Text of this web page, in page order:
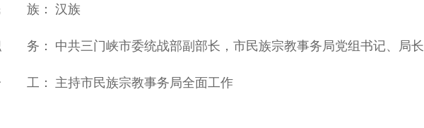
族： 汉族
务： 中共三门峡市委统战部副部长，市民族宗教事务局党组书记、局长
工： 主持市民族宗教事务局全面工作